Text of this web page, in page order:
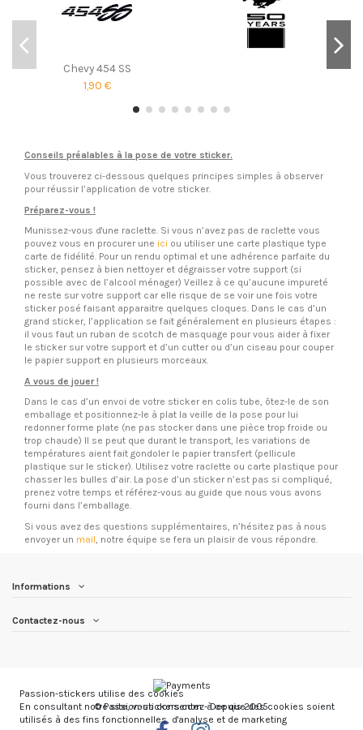
Chevy 454 SS
1,90 €
Conseils préalables à la pose de votre sticker.
Vous trouverez ci-dessous quelques principes simples à observer
pour réussir l’application de votre sticker.
Préparez-vous !
Munissez-vous d'une raclette. Si vous n’avez pas de raclette vous
pouvez vous en procurer une ici ou utiliser une carte plastique type
carte de fidélité. Pour un rendu optimal et une adhérence parfaite du
sticker, pensez à bien nettoyer et dégraisser votre support (si
possible avec de l’alcool ménager) Veillez à ce qu’aucune impureté
ne reste sur votre support car elle risque de se voir une fois votre
sticker posé faisant apparaitre quelques cloques. Dans le cas d’un
grand sticker, l’application se fait généralement en plusieurs étapes :
il vous faut un ruban de scotch de masquage pour vous aider à fixer
le sticker sur votre support et d’un cutter ou d’un ciseau pour couper
le papier support en plusieurs morceaux.
A vous de jouer !
Dans le cas d’un envoi de votre sticker en colis tube, ôtez-le de son
emballage et positionnez-le à plat la veille de la pose pour lui
redonner forme plate (ne pas stocker dans une pièce trop froide ou
trop chaude) Il se peut que durant le transport, les variations de
températures aient fait gondoler le papier transfert (pellicule
plastique sur le sticker). Utilisez votre raclette ou carte plastique pour
chasser les bulles d’air. La pose d’un sticker n’est pas si compliqué,
prenez votre temps et référez-vous au guide que nous vous avons
fourni dans l’emballage.
Si vous avez des questions supplémentaires, n’hésitez pas à nous
envoyer un mail, notre équipe se fera un plaisir de vous répondre.
Informations
Contactez-nous
© Passion-stickers.com - Depuis 2005
Passion-stickers utilise des cookies
En consultant notre site, vous consentez à ce que des cookies soient
utilisés à des fins fonctionnelles, d'analyse et de marketing